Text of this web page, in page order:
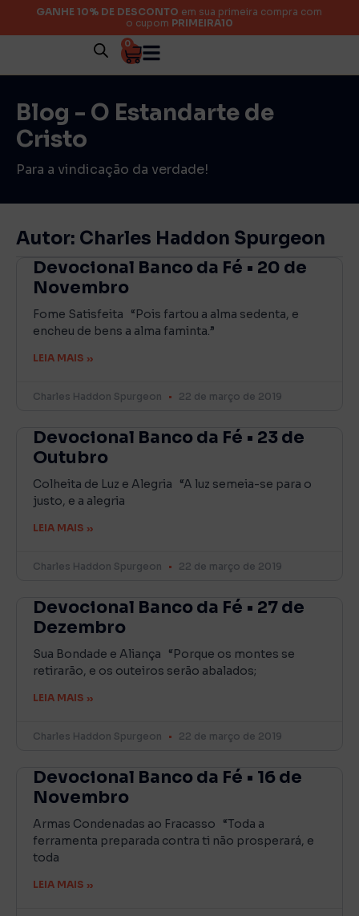
GANHE 10% DE DESCONTO em sua primeira compra com
o cupom PRIMEIRA10
0
Blog - O Estandarte de
Cristo
Para a vindicação da verdade!
Autor: Charles Haddon Spurgeon
Devocional Banco da Fé • 20 de
Novembro
Fome Satisfeita “Pois fartou a alma sedenta, e
encheu de bens a alma faminta.”
LEIA MAIS »
Charles Haddon Spurgeon 22 de março de 2019
Devocional Banco da Fé • 23 de
Outubro
Colheita de Luz e Alegria “A luz semeia-se para o
justo, e a alegria
LEIA MAIS »
Charles Haddon Spurgeon 22 de março de 2019
Devocional Banco da Fé • 27 de
Dezembro
Sua Bondade e Aliança “Porque os montes se
retirarão, e os outeiros serão abalados;
LEIA MAIS »
Charles Haddon Spurgeon 22 de março de 2019
Devocional Banco da Fé • 16 de
Novembro
Armas Condenadas ao Fracasso “Toda a
ferramenta preparada contra ti não prosperará, e
toda
LEIA MAIS »